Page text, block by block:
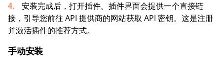
安装完成后，打开插件。插件界面会提供一个直接链
接，引导您前往 API 提供商的网站获取 API 密钥。这是注册
并激活插件的推荐方式。
手动安装